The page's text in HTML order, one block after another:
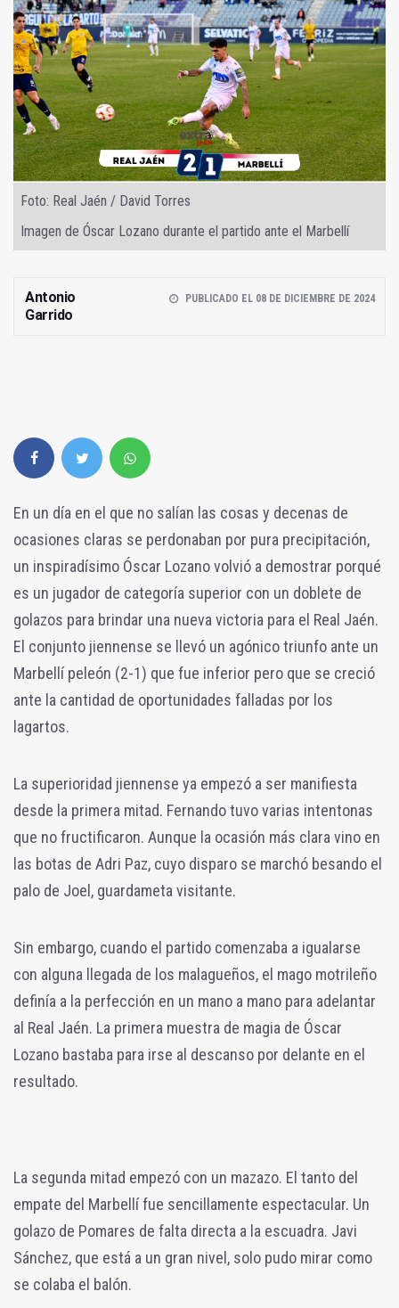
Foto: Real Jaén / David Torres
Imagen de Óscar Lozano durante el partido ante el Marbellí
Antonio
Garrido
PUBLICADO EL 08 DE DICIEMBRE DE 2024
En un día en el que no salían las cosas y decenas de
ocasiones claras se perdonaban por pura precipitación,
un inspiradísimo Óscar Lozano volvió a demostrar porqué
es un jugador de categoría superior con un doblete de
golazos para brindar una nueva victoria para el Real Jaén.
El conjunto jiennense se llevó un agónico triunfo ante un
Marbellí peleón (2-1) que fue inferior pero que se creció
ante la cantidad de oportunidades falladas por los
lagartos.
La superioridad jiennense ya empezó a ser manifiesta
desde la primera mitad. Fernando tuvo varias intentonas
que no fructificaron. Aunque la ocasión más clara vino en
las botas de Adri Paz, cuyo disparo se marchó besando el
palo de Joel, guardameta visitante.
Sin embargo, cuando el partido comenzaba a igualarse
con alguna llegada de los malagueños, el mago motrileño
definía a la perfección en un mano a mano para adelantar
al Real Jaén. La primera muestra de magia de Óscar
Lozano bastaba para irse al descanso por delante en el
resultado.
La segunda mitad empezó con un mazazo. El tanto del
empate del Marbellí fue sencillamente espectacular. Un
golazo de Pomares de falta directa a la escuadra. Javi
Sánchez, que está a un gran nivel, solo pudo mirar como
se colaba el balón.